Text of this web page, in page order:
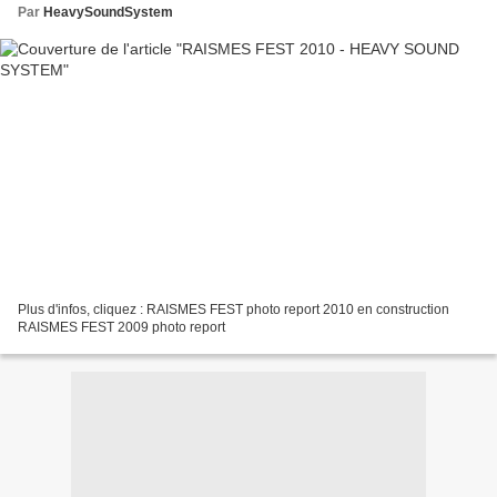
Par HeavySoundSystem
Plus d'infos, cliquez : RAISMES FEST photo report 2010 en construction
RAISMES FEST 2009 photo report